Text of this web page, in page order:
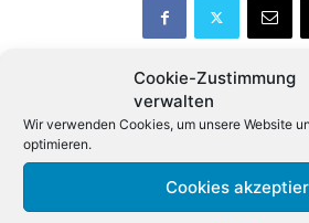
Cookie-Zustimmung
verwalten
Wir verwenden Cookies, um unsere Website
optimieren.
Cookies
Vorheriger Artikel
Axians stärkt seine regionale
Präsenz